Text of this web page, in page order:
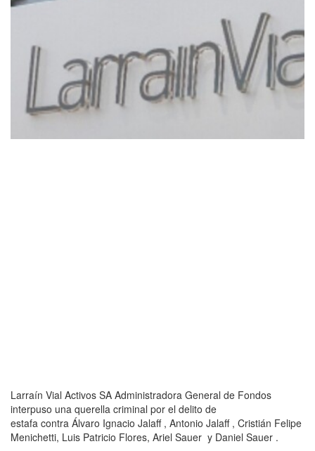
Larraín Vial Activos SA Administradora General de Fondos
interpuso una querella criminal por el delito de
estafa contra Álvaro Ignacio Jalaff , Antonio Jalaff , Cristián Felipe
Menichetti, Luis Patricio Flores, Ariel Sauer y Daniel Sauer .